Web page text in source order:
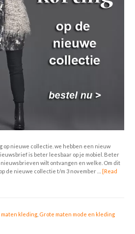
op nieuwe collectie. we hebben een nieuw
is beter leesbaar op je mobiel. Beter
wilt ontvangen en welke. Om dit
de nieuwe collectie t/m 3 november …[Read
maten kleding Grote maten mode en kleding